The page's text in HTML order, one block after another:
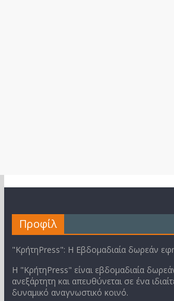
Προφίλ
"ΚρήτηPress": Η Εβδομαδιαία δωρεάν
Η "ΚρήτηPress" είναι εβδομαδιαία
ανεξάρτητη και απευθύνεται σε ένα
δυναμικό αναγνωστικό κοινό.